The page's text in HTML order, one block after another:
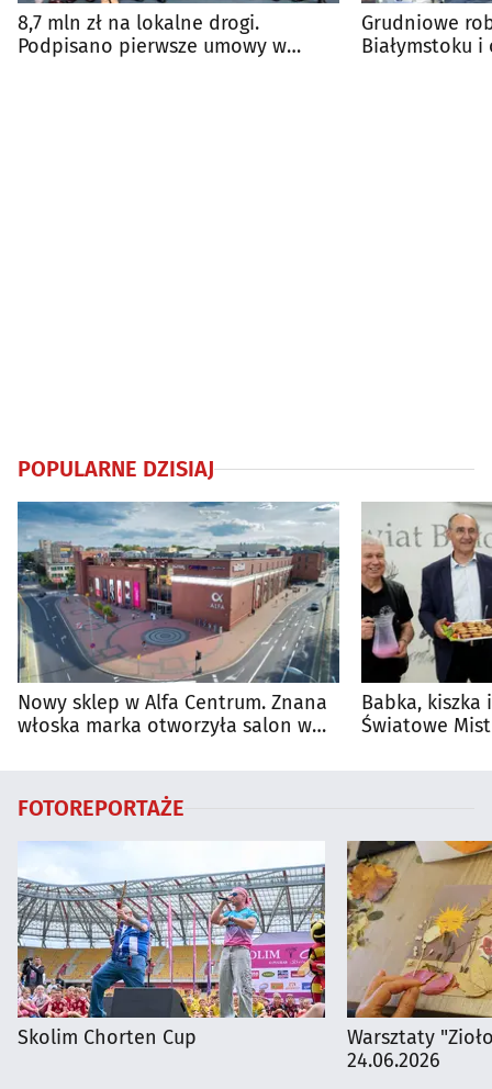
8,7 mln zł na lokalne drogi.
Podpisano pierwsze umowy w
Grudniowe
Białymstoku
POPULARNE DZISIAJ
Nowy sklep w Alfa Centrum. Znana
włoska marka otworzyła salon w
Babka, kiszka
Światowe
FOTOREPORTAŻE
Skolim Chorten Cup
Warsztaty
24.06.2026